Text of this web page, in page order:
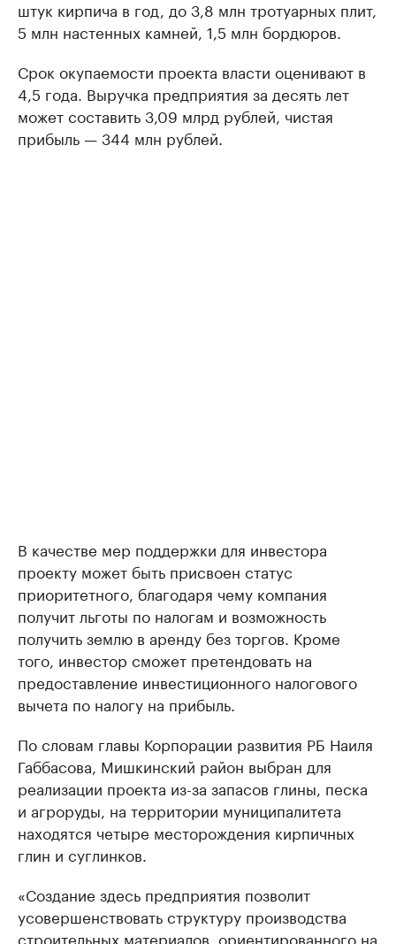
штук кирпича в год, до 3,8 млн тротуарных плит,
5 млн настенных камней, 1,5 млн бордюров.
Срок окупаемости проекта власти оценивают в
4,5 года. Выручка предприятия за десять лет
может составить 3,09 млрд рублей, чистая
прибыль — 344 млн рублей.
В качестве мер поддержки для инвестора
проекту может быть присвоен статус
приоритетного, благодаря чему компания
получит льготы по налогам и возможность
получить землю в аренду без торгов. Кроме
того, инвестор сможет претендовать на
предоставление инвестиционного налогового
вычета по налогу на прибыль.
По словам главы Корпорации развития РБ Наиля
Габбасова, Мишкинский район выбран для
реализации проекта из-за запасов глины, песка
и агроруды, на территории муниципалитета
находятся четыре месторождения кирпичных
глин и суглинков.
«Создание здесь предприятия позволит
усовершенствовать структуру производства
строительных материалов, ориентированного на